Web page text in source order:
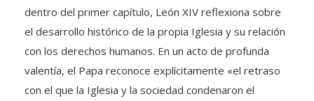
dentro del primer capítulo, León XIV reflexiona sobre
el desarrollo histórico de la propia Iglesia y su relación
con los derechos humanos. En un acto de profunda
valentía, el Papa reconoce explícitamente «el retraso
con el que la Iglesia y la sociedad condenaron el